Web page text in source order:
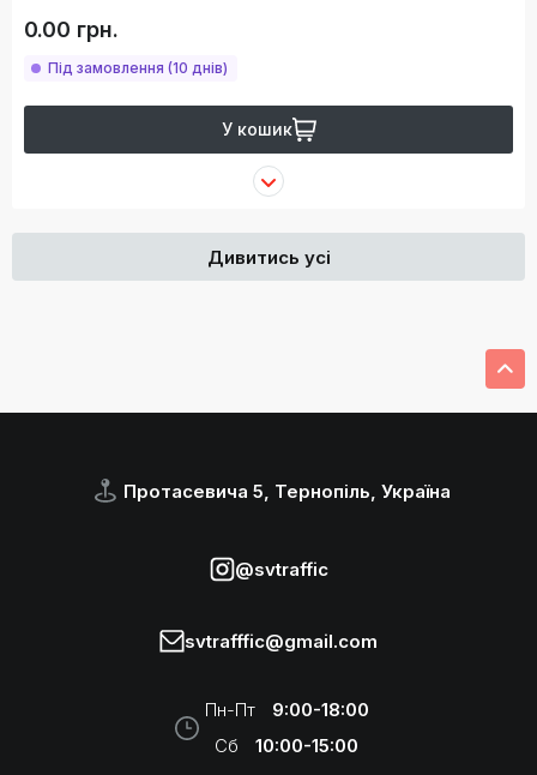
0.00 грн.
Під замовлення (10 днів)
У кошик
Дивитись усі
Протасевича 5, Тернопіль, Україна
@svtraffic
svtrafffic@gmail.com
Пн-Пт
9:00-18:00
Сб
10:00-15:00